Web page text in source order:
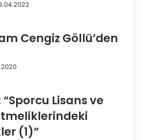
Cengiz Göllü’den
“Sporcu Lisans ve
(1)”